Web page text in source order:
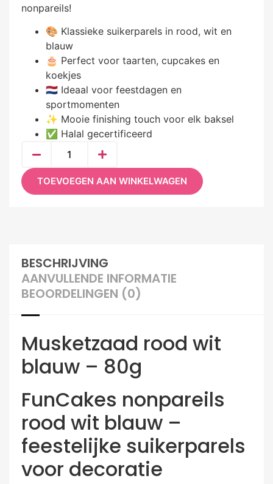
nonpareils!
🎨 Klassieke suikerparels in rood, wit en
blauw
🎂 Perfect voor taarten, cupcakes en
koekjes
🇳🇱 Ideaal voor feestdagen en
sportmomenten
✨ Mooie finishing touch voor elk baksel
✅ Halal gecertificeerd
TOEVOEGEN AAN WINKELWAGEN
BESCHRIJVING
AANVULLENDE INFORMATIE
BEOORDELINGEN (0)
Musketzaad rood wit
blauw – 80g
FunCakes nonpareils
rood wit blauw –
feestelijke suikerparels
voor decoratie